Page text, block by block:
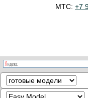
МТС: +7